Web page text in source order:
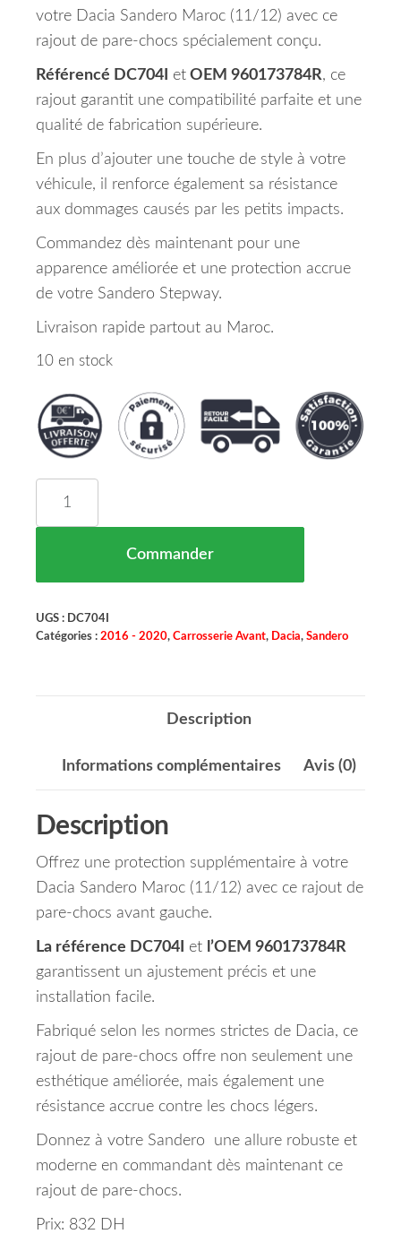
votre Dacia Sandero Maroc (11/12) avec ce
rajout de pare-chocs spécialement conçu.
Référencé DC704I et OEM 960173784R, ce
rajout garantit une compatibilité parfaite et une
qualité de fabrication supérieure.
En plus d’ajouter une touche de style à votre
véhicule, il renforce également sa résistance
aux dommages causés par les petits impacts.
Commandez dès maintenant pour une
apparence améliorée et une protection accrue
de votre Sandero Stepway.
Livraison rapide partout au Maroc.
10 en stock
Commander
UGS : DC704I
Catégories : 2016 - 2020, Carrosserie Avant, Dacia, Sandero
Description
Informations complémentaires Avis (0)
Description
Offrez une protection supplémentaire à votre
Dacia Sandero Maroc (11/12) avec ce rajout de
pare-chocs avant gauche.
La référence DC704I et l’OEM 960173784R
garantissent un ajustement précis et une
installation facile.
Fabriqué selon les normes strictes de Dacia, ce
rajout de pare-chocs offre non seulement une
esthétique améliorée, mais également une
résistance accrue contre les chocs légers.
Donnez à votre Sandero une allure robuste et
moderne en commandant dès maintenant ce
rajout de pare-chocs.
Prix: 832 DH